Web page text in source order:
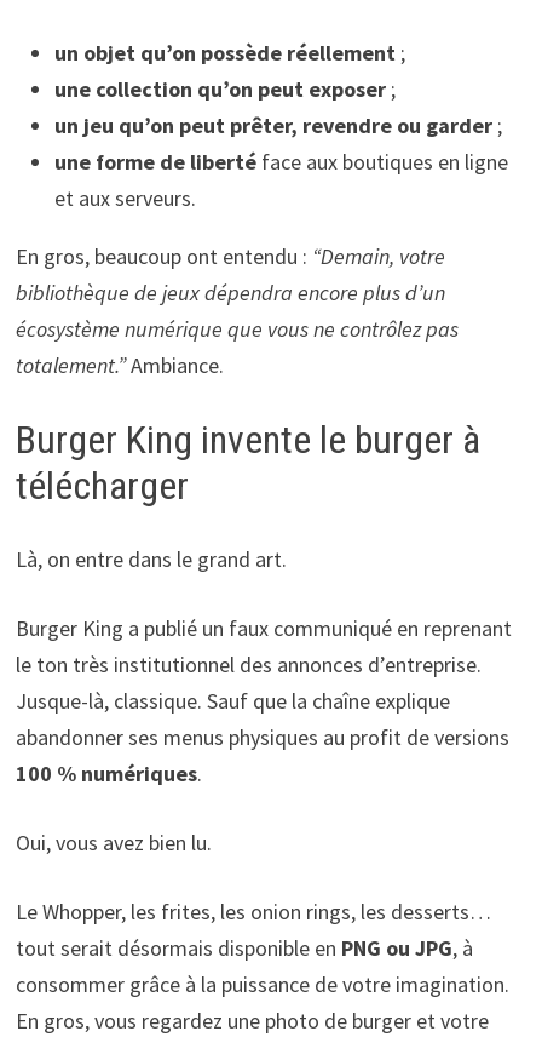
un objet qu’on possède réellement;
une collection qu’on peut exposer;
un jeu qu’on peut prêter, revendre ou garder;
une forme de libertéface aux boutiques en ligne
et aux serveurs.
En gros, beaucoup ont entendu : “Demain, votre
bibliothèque de jeux dépendra encore plus d’un
écosystème numérique que vous ne contrôlez pas
totalement.”Ambiance.
Burger King invente le burger à
télécharger
Là, on entre dans le grand art.
Burger King a publié un faux communiqué en reprenant
le ton très institutionnel des annonces d’entreprise.
Jusque-là, classique. Sauf que la chaîne explique
abandonner ses menus physiques au profit de versions
100 % numériques.
Oui, vous avez bien lu.
Le Whopper, les frites, les onion rings, les desserts…
tout serait désormais disponible en PNG ou JPG, à
consommer grâce à la puissance de votre imagination.
En gros, vous regardez une photo de burger et votre